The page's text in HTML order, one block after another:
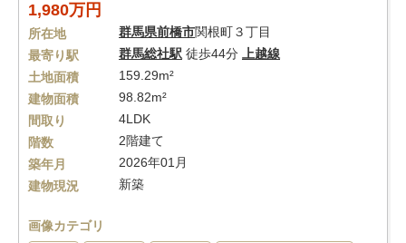
1,980万円
所在地 群馬県前橋市関根町３丁目
最寄り駅
群馬総社駅 徒歩44分
上越線
土地面積
159.29m²
建物面積
98.82m²
間取り
4LDK
階数
2階建て
築年月
2026年01月
建物現況
新築
画像カテゴリ